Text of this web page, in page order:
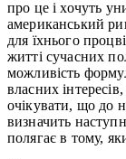
про це і хочуть
американський
для їхнього
житті сучасних
можливість
власних
очікувати, що до
визначить
полягає в тому,